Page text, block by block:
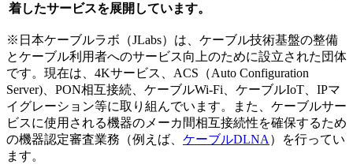
着したサービスを展開しています。
※日本ケーブルラボ（JLabs）は、ケーブル技術基盤の整備
とケーブル利用者へのサービス向上のために設立された団体
です。現在は、4Kサービス、ACS（Auto Configuration
Server)、PON相互接続、ケーブルWi-Fi、ケーブルIoT、IPマ
イグレーション等に取り組んでいます。また、ケーブルサー
ビスに使用される機器のメーカ間相互接続性を確保するため
の機器認定審査業務（例えば、 ケーブルDLNA）を行ってい
ます。